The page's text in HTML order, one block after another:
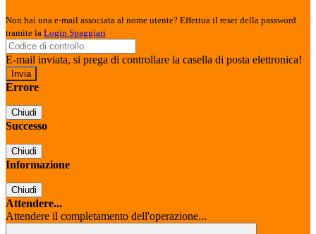
Non hai una e-mail associata al nome utente? Effettua il reset della password
tramite la Login Spaggiari
E-mail inviata, si prega di controllare la casella di posta elettronica!
Errore
Chiudi
Successo
Chiudi
Informazione
Chiudi
Attendere...
Attendere il completamento dell'operazione...